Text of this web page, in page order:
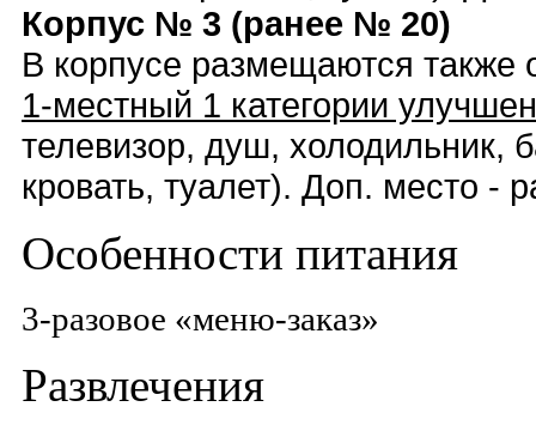
Корпус № 3 (ранее № 20)
В корпусе размещаются также
1-местный 1 категории
телевизор, душ, холодильник,
кровать, туалет). Доп. место -
Особенности питания
3-разовое «меню-заказ»
Развлечения